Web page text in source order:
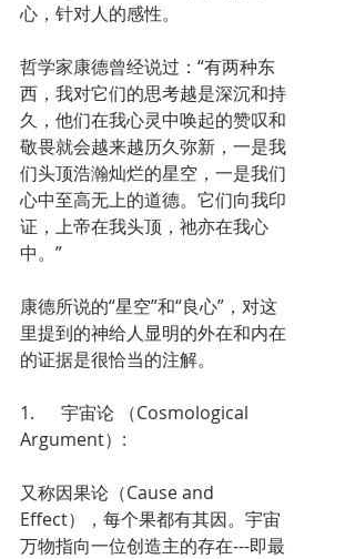
心，针对人的感性。
哲学家康德曾经说过：“有两种东
西，我对它们的思考越是深沉和持
久，他们在我心灵中唤起的赞叹和
敬畏就会越来越历久弥新，一是我
们头顶浩瀚灿烂的星空，一是我们
心中至高无上的道德。它们向我印
证，上帝在我头顶，祂亦在我心
中。”
康德所说的“星空”和“良心”，对这
里提到的神给人显明的外在和内在
的证据是很恰当的注解。
1.      宇宙论 （Cosmological
Argument）:
又称因果论（Cause and
Effect），每个果都有其因。宇宙
万物指向一位创造主的存在---即最